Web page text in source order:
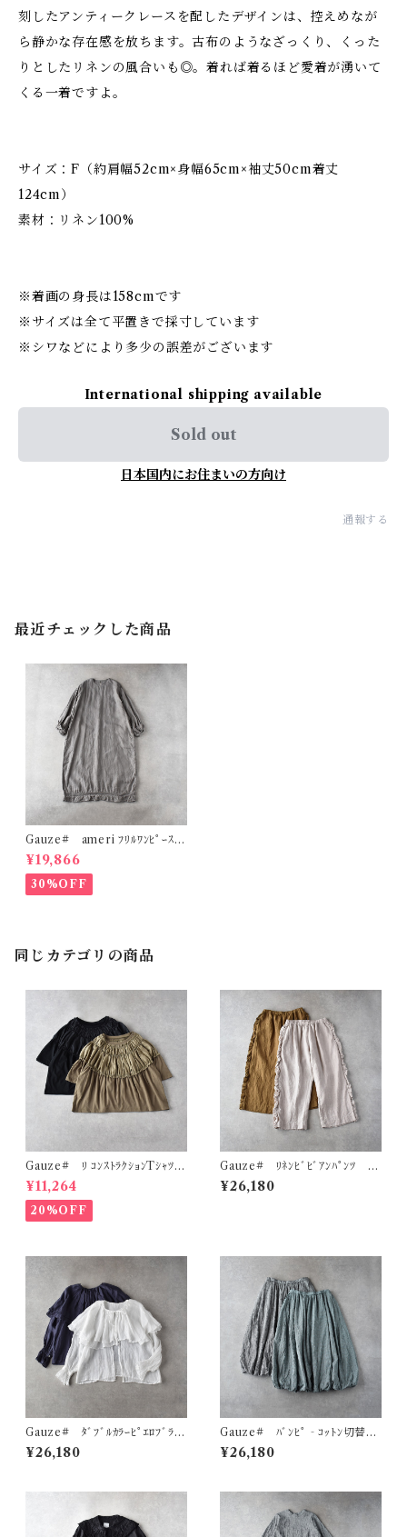
刻したアンティークレースを配したデザインは、控えめなが
ら静かな存在感を放ちます。古布のようなざっくり、くった
りとしたリネンの風合いも◎。着れば着るほど愛着が湧いて
くる一着ですよ。
サイズ：F（約肩幅52cm×身幅65cm×袖丈50cm着丈
124cm）
素材：リネン100%
※着画の身長は158cmです
※サイズは全て平置きで採寸しています
※シワなどにより多少の誤差がございます
International shipping available
Sold out
日本国内にお住まいの方向け
通報する
最近チェックした商品
Gauze# ameri ﾌﾘﾙﾜﾝﾋﾟｰｽ
(ﾌｪｰﾄﾞｸﾞﾚｰ) G1163
¥19,866
30%OFF
同じカテゴリの商品
Gauze# ﾘ ｺﾝｽﾄﾗｸｼｮﾝTｼｬﾂ
G1193
¥11,264
20%OFF
Gauze# ﾘﾈﾝﾋﾞﾋﾞｱﾝﾊﾟﾝﾂ G
1187
¥26,180
Gauze# ﾀﾞﾌﾞﾙｶﾗｰﾋﾟｴﾛﾌﾞﾗｳ
ｽ G1185
¥26,180
Gauze# ﾊﾞﾝﾋﾟ‐ｺｯﾄﾝ切替ﾊﾞ
ﾙｰﾝｽｶｰﾄ G1198
¥26,180